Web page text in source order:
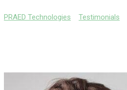
PRAED Technologies Testimonials